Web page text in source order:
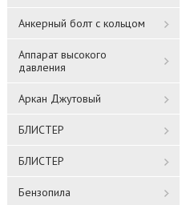
Анкерный болт с кольцом
Аппарат высокого
давления
Аркан Джутовый
БЛИСТЕР
БЛИСТЕР
Бензопила